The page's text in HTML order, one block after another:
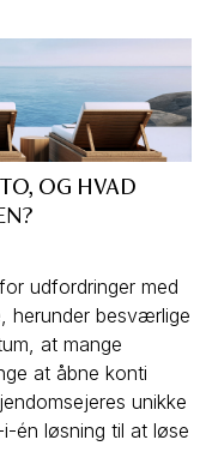
OG HVAD
udfordringer med
herunder besværlige
at mange
at åbne konti
unikke
én løsning til at løse